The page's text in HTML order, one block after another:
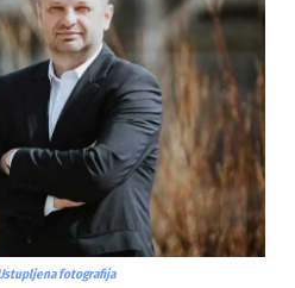
fotografija